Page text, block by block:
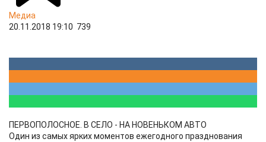
Медиа
20.11.2018 19:10 739
ПЕРВОПОЛОСНОЕ. В СЕЛО - НА НОВЕНЬКОМ АВТО
Один из самых ярких моментов ежегодного празднования